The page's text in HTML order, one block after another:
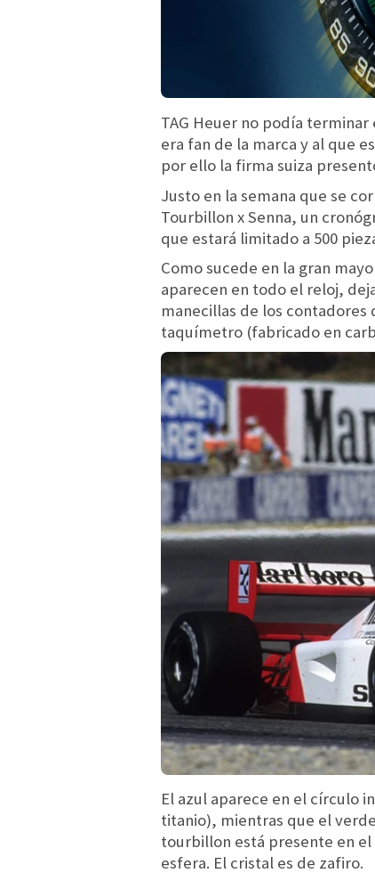
TAG Heuer no podía
era fan de la marca y al que
por ello la firma suiza
Justo en la semana que se
Tourbillon x Senna, un
que estará limitado a 500
Como sucede en la gran
aparecen en todo el reloj,
manecillas de los contadores
taquímetro (fabricado en
El azul aparece en el círculo
titanio), mientras que el
tourbillon está presente en
esfera. El cristal es de zafiro.